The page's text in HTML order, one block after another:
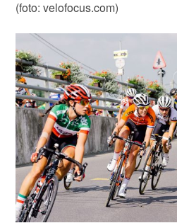
(foto: velofocus.com)